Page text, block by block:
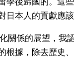
日本人的貢獻應該
關係的展望，我
根據，除去歷史